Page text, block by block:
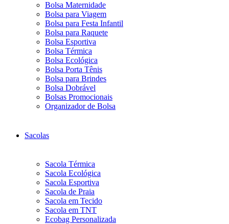
Bolsa Maternidade
Bolsa para Viagem
Bolsa para Festa Infantil
Bolsa para Raquete
Bolsa Esportiva
Bolsa Térmica
Bolsa Ecológica
Bolsa Porta Tênis
Bolsa para Brindes
Bolsa Dobrável
Bolsas Promocionais
Organizador de Bolsa
Sacolas
Sacola Térmica
Sacola Ecológica
Sacola Esportiva
Sacola de Praia
Sacola em Tecido
Sacola em TNT
Ecobag Personalizada